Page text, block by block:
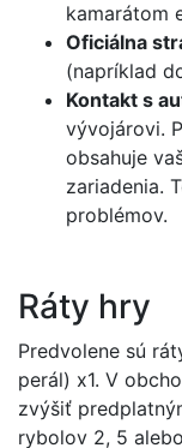
kamarátom
Oficiálna
(napríklad
Kontakt s
vývojárovi.
obsahuje
zariadenia.
problémov.
Ráty hry
Predvolene sú
perál) x1. V
zvýšiť
rybolov 2, 5